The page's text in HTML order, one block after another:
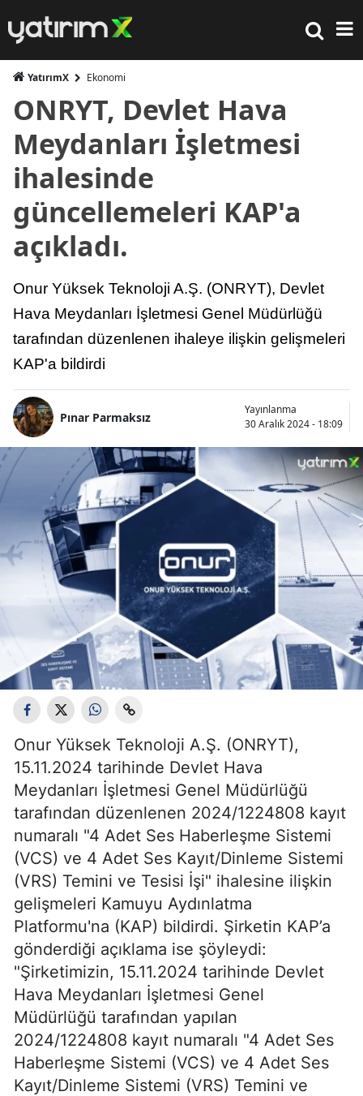
YatırımX Ekonomi
ONRYT, Devlet Hava
Meydanları İşletmesi
ihalesinde
güncellemeleri KAP'a
açıkladı.
Onur Yüksek Teknoloji A.Ş. (ONRYT), Devlet
Hava Meydanları İşletmesi Genel Müdürlüğü
tarafından düzenlenen ihaleye ilişkin gelişmeleri
KAP'a bildirdi
Pınar Parmaksız
Yayınlanma
30 Aralık 2024 - 18:09
Onur Yüksek Teknoloji A.Ş. (ONRYT),
15.11.2024 tarihinde Devlet Hava
Meydanları İşletmesi Genel Müdürlüğü
tarafından düzenlenen 2024/1224808 kayıt
numaralı "4 Adet Ses Haberleşme Sistemi
(VCS) ve 4 Adet Ses Kayıt/Dinleme Sistemi
(VRS) Temini ve Tesisi İşi" ihalesine ilişkin
gelişmeleri Kamuyu Aydınlatma
Platformu'na (KAP) bildirdi. Şirketin KAP’a
gönderdiği açıklama ise şöyleydi:
"Şirketimizin, 15.11.2024 tarihinde Devlet
Hava Meydanları İşletmesi Genel
Müdürlüğü tarafından yapılan
2024/1224808 kayıt numaralı "4 Adet Ses
Haberleşme Sistemi (VCS) ve 4 Adet Ses
Kayıt/Dinleme Sistemi (VRS) Temini ve